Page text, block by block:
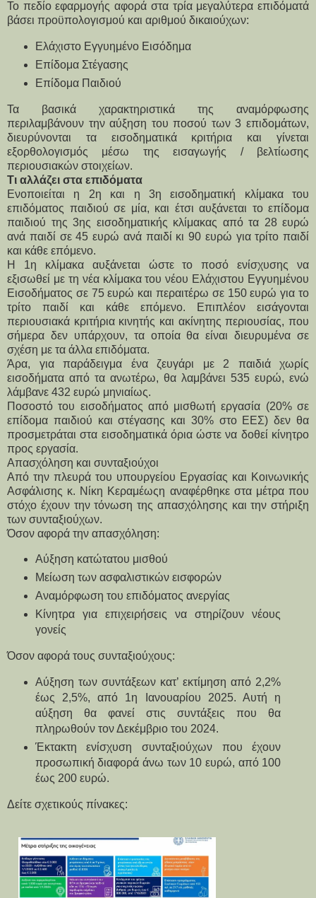
Το πεδίο εφαρμογής αφορά στα τρία μεγαλύτερα επιδόματά
βάσει προϋπολογισμού και αριθμού δικαιούχων:
Ελάχιστο Εγγυημένο Εισόδημα
Επίδομα Στέγασης
Επίδομα Παιδιού
Τα βασικά χαρακτηριστικά της αναμόρφωσης
περιλαμβάνουν την αύξηση του ποσού των 3 επιδομάτων,
διευρύνονται τα εισοδηματικά κριτήρια και γίνεται
εξορθολογισμός μέσω της εισαγωγής / βελτίωσης
περιουσιακών στοιχείων.
Τι αλλάζει στα επιδόματα
Ενοποιείται η 2η και η 3η εισοδηματική κλίμακα του
επιδόματος παιδιού σε μία, και έτσι αυξάνεται το επίδομα
παιδιού της 3ης εισοδηματικής κλίμακας από τα 28 ευρώ
ανά παιδί σε 45 ευρώ ανά παιδί κι 90 ευρώ για τρίτο παιδί
και κάθε επόμενο.
Η 1η κλίμακα αυξάνεται ώστε το ποσό ενίσχυσης να
εξισωθεί με τη νέα κλίμακα του νέου Ελάχιστου Εγγυημένου
Εισοδήματος σε 75 ευρώ και περαιτέρω σε 150 ευρώ για το
τρίτο παιδί και κάθε επόμενο. Επιπλέον εισάγονται
περιουσιακά κριτήρια κινητής και ακίνητης περιουσίας, που
σήμερα δεν υπάρχουν, τα οποία θα είναι διευρυμένα σε
σχέση με τα άλλα επιδόματα.
Άρα, για παράδειγμα ένα ζευγάρι με 2 παιδιά χωρίς
εισοδήματα από τα ανωτέρω, θα λαμβάνει 535 ευρώ, ενώ
λάμβανε 432 ευρώ μηνιαίως.
Ποσοστό του εισοδήματος από μισθωτή εργασία (20% σε
επίδομα παιδιού και στέγασης και 30% στο ΕΕΣ) δεν θα
προσμετράται στα εισοδηματικά όρια ώστε να δοθεί κίνητρο
προς εργασία.
Απασχόληση και συνταξιούχοι
Από την πλευρά του υπουργείου Εργασίας και Κοινωνικής
Ασφάλισης κ. Νίκη Κεραμέωςη αναφέρθηκε στα μέτρα που
στόχο έχουν την τόνωση της απασχόλησης και την στήριξη
των συνταξιούχων.
Όσον αφορά την απασχόληση:
Αύξηση κατώτατου μισθού
Μείωση των ασφαλιστικών εισφορών
Αναμόρφωση του επιδόματος ανεργίας
Κίνητρα για επιχειρήσεις να στηρίζουν νέους
γονείς
Όσον αφορά τους συνταξιούχους:
Αύξηση των συντάξεων κατ’ εκτίμηση από 2,2%
έως 2,5%, από 1η Ιανουαρίου 2025. Αυτή η
αύξηση θα φανεί στις συντάξεις που θα
πληρωθούν τον Δεκέμβριο του 2024.
Έκτακτη ενίσχυση συνταξιούχων που έχουν
προσωπική διαφορά άνω των 10 ευρώ, από 100
έως 200 ευρώ.
Δείτε σχετικούς πίνακες: